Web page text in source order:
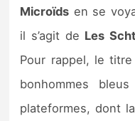
Guides
Microïds en se
il s’agit de Les
Pour rappel, le
bonhommes
plateformes, dont la